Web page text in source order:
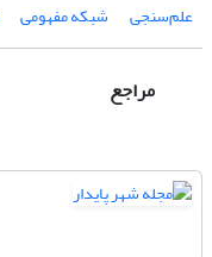
علم‌سنجی
شبکه مفهومی
مراجع